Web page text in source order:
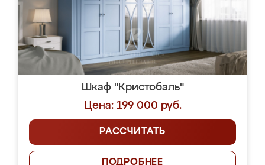
Шкаф "Кристобаль"
Цена: 199 000 руб.
РАССЧИТАТЬ
ПОДРОБНЕЕ